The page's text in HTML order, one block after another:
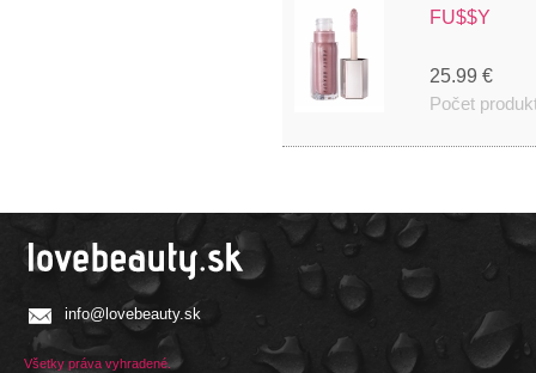
FU$$Y
25.99 €
Počet
info@lovebeauty.sk
Všetky práva vyhradené.